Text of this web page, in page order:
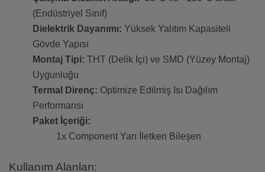
(Endüstriyel Sınıf)
Dielektrik Dayanımı: Yüksek Yalıtım Kapasiteli
Gövde Yapısı
Montaj Tipi: THT (Delik İçi) ve SMD (Yüzey Montaj)
Uygunluğu
Termal Direnç: Optimize Edilmiş Isı Dağılım
Performansı
Paket İçeriği:
1x Component Yarı İletken Bileşen
Kullanım Alanları: